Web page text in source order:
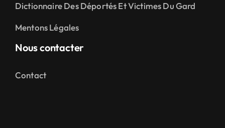
Dictionnaire Des Déportés Et Victimes Du Gard
Mentons Légales
Nous contacter
Contact